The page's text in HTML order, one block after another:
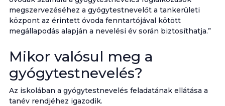
megszervezéséhez a gyógytestnevelőt a tankerületi
központ az érintett óvoda fenntartójával kötött
megállapodás alapján a nevelési év során biztosíthatja.”
Mikor valósul meg a
gyógytestnevelés?
Az iskolában a gyógytestnevelés feladatának ellátása a
tanév rendjéhez igazodik.